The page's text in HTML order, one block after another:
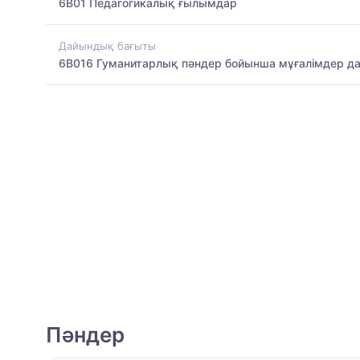
6B01 Педагогикалық ғылымдар
Дайындық бағыты
6B016 Гуманитарлық пәндер бойынша мұғалімдер
Пәндер